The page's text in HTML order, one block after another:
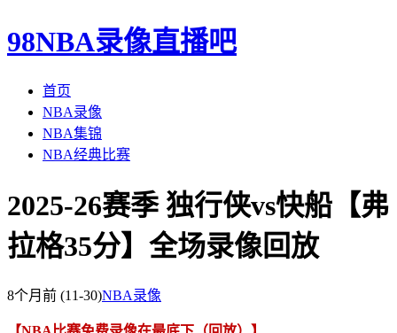
98NBA录像直播吧
首页
NBA录像
NBA集锦
NBA经典比赛
2025-26赛季 独行侠vs快船【弗
拉格35分】全场录像回放
8个月前 (11-30)NBA录像